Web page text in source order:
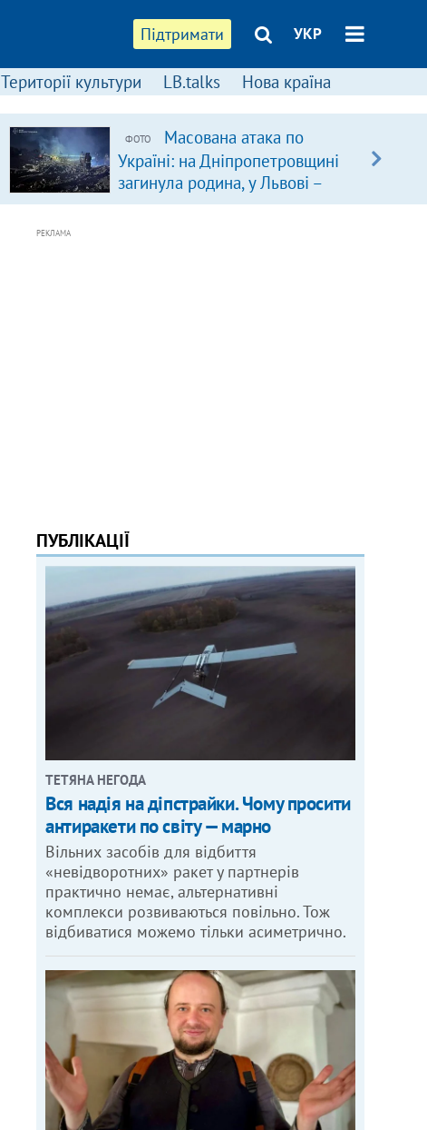
Підтримати УКР
Території культури LB.talks Нова країна
ФОТО
Масована атака по
Україні: на Дніпропетровщині
загинула родина, у Львові –
удар по багатоповерхівках
РЕКЛАМА
ПУБЛІКАЦІЇ
ТЕТЯНА НЕГОДА
Вся надія на діпстрайки. Чому просити
антиракети по світу — марно
Вільних засобів для відбиття
«невідворотних» ракет у партнерів
практично немає, альтернативні
комплекси розвиваються повільно. Тож
відбиватися можемо тільки асиметрично.